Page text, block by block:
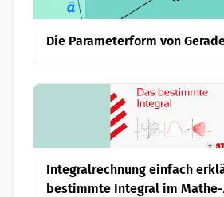
Die Parameterform von
Integralrechnung einfach
bestimmte Integral im